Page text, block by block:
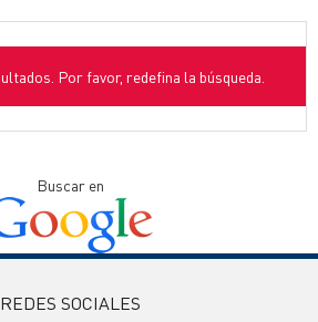
Por favor, redefina la búsqueda.
Buscar en
REDES SOCIALES